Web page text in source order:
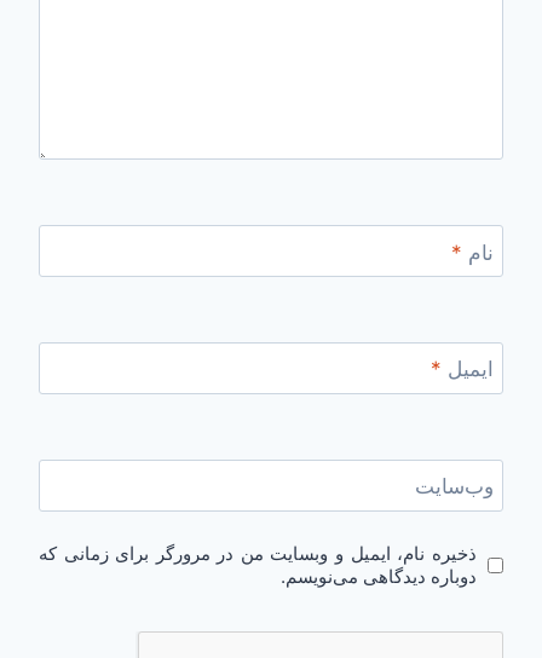
نام *
ایمیل *
وب‌سایت
ذخیره نام، ایمیل و وبسایت من در مرورگر برای زمانی که
دوباره دیدگاهی می‌نویسم.